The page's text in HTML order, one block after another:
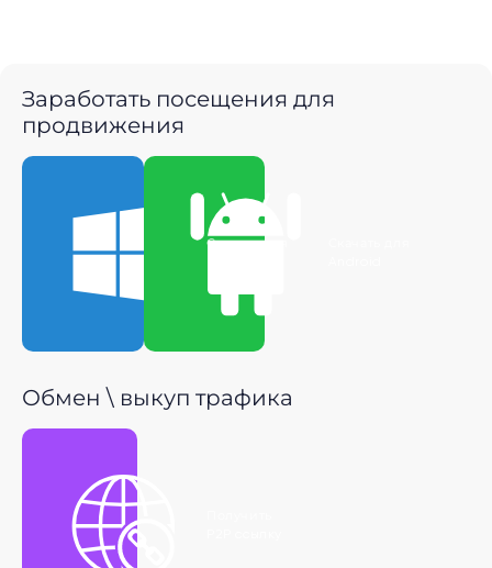
Заработать посещения для
продвижения
Скачать для
Обмен \ выкуп трафика